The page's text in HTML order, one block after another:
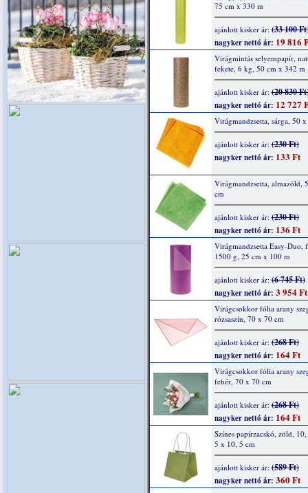
75 cm x 330 m
ajánlott kisker ár:(33 100
nagyker nettó ár: 19 816
Virágmintás selyempapír,
fekete, 6 kg, 50 cm x 342 m
ajánlott kisker ár:(20 830
nagyker nettó ár: 12 727
Virágmandzsetta, sárga, 50
ajánlott kisker ár:(230 Ft)
nagyker nettó ár: 133 Ft
Virágmandzsetta, almazöld,
cm
ajánlott kisker ár:(230 Ft)
nagyker nettó ár: 136 Ft
Virágmandzsetta Easy-Duo,
1500 g, 25 cm x 100 m
ajánlott kisker ár:(6 745 Ft)
nagyker nettó ár: 3 954 Ft
Virágcsokkor fólia arany
rózsaszín, 70 x 70 cm
ajánlott kisker ár:(268 Ft)
nagyker nettó ár: 164 Ft
Virágcsokkor fólia arany
fehér, 70 x 70 cm
ajánlott kisker ár:(268 Ft)
nagyker nettó ár: 164 Ft
Színes papírzacskó, zöld,
5 x 10, 5 cm
ajánlott kisker ár:(589 Ft)
nagyker nettó ár: 360 Ft